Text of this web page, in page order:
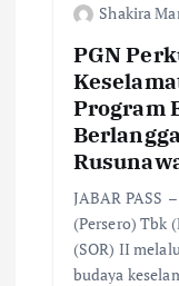
Shakira
PGN
Program
JABAR PASS
(Persero) Tbk
(SOR) II
budaya